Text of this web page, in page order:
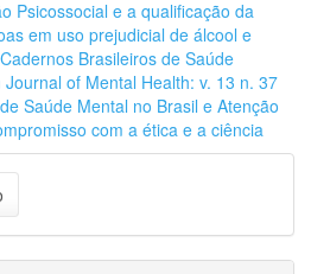
Psicossocial e a qualificação da
em uso prejudicial de álcool e
Cadernos Brasileiros de Saúde
Journal of Mental Health: v. 13 n. 37
Saúde Mental no Brasil e Atenção
com a ética e a ciência